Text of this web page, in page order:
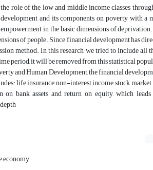
role of the low and middle income classes
and its components on poverty with
in the basic dimensions of
of people. Since financial development has
method. In this research, we tried to include all
period, it will be removed from this statistical
and Human Development, the financial
life insurance, non-interest income, stock
bank assets and return on equity, which
economy